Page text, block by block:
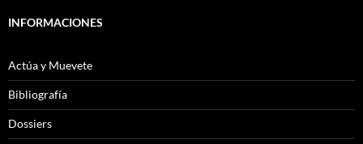
INFORMACIONES
Actúa y Muevete
Bibliografía
Dossiers